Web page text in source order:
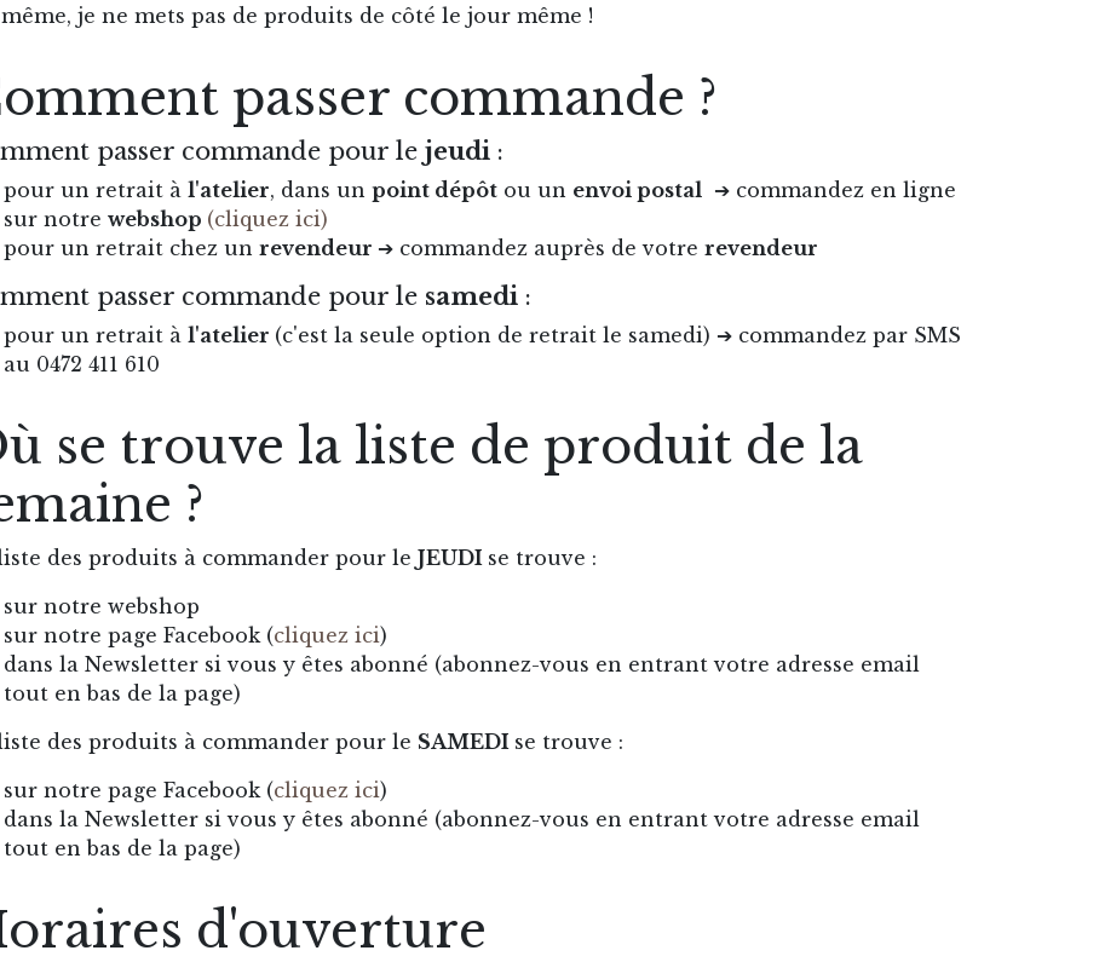
je ne mets pas de produits de côté le jour même !
passer commande ?
passer commande pour le jeudi :
pour un retrait à l'atelier, dans un point dépôt ou un envoi postal ➔ commandez en ligne
sur notre webshop (cliquez ici)
pour un retrait chez un revendeur ➔ commandez auprès de votre revendeur
passer commande pour le samedi :
pour un retrait à l'atelier (c'est la seule option de retrait le samedi) ➔ commandez par SMS
au 0472 411 610
se trouve la liste de produit de la
?
des produits à commander pour le JEUDI se trouve :
sur notre webshop
sur notre page Facebook (cliquez ici)
dans la Newsletter si vous y êtes abonné (abonnez-vous en entrant votre adresse email
tout en bas de la page)
des produits à commander pour le SAMEDI se trouve :
sur notre page Facebook (cliquez ici)
dans la Newsletter si vous y êtes abonné (abonnez-vous en entrant votre adresse email
tout en bas de la page)
d'ouverture